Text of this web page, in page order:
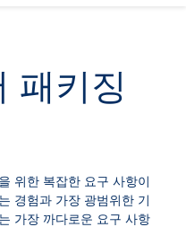
패키징
위한 복잡한 요구 사항이
경험과 가장 광범위한 기
가장 까다로운 요구 사항